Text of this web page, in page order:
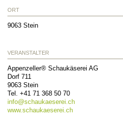
ORT
9063 Stein
VERANSTALTER
Appenzeller® Schaukäserei AG
Dorf 711
9063 Stein
Tel. +41 71 368 50 70
info@schaukaeserei.ch
www.schaukaeserei.ch